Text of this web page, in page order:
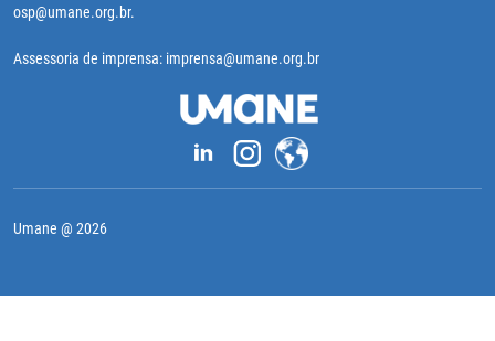
osp@umane.org.br.
Assessoria de imprensa: imprensa@umane.org.br
Umane @ 2026